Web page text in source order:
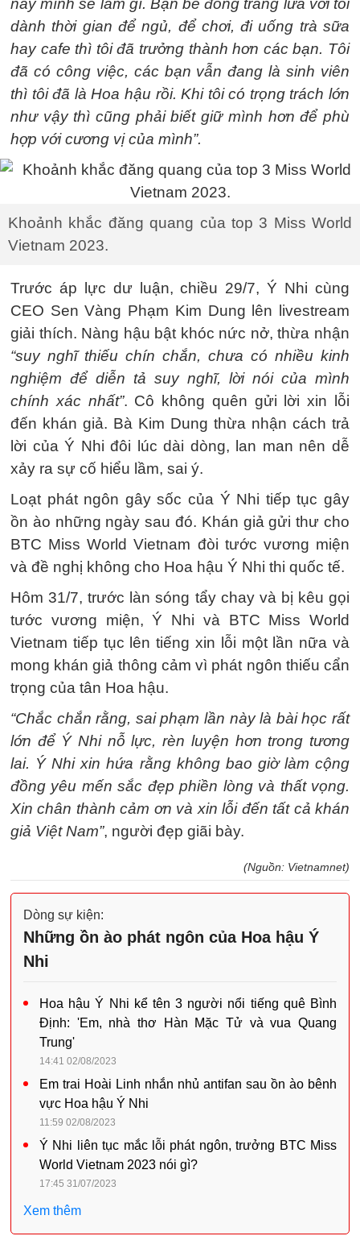
này mình sẽ làm gì. Bạn bè đồng trang lứa với tôi
dành thời gian để ngủ, để chơi, đi uống trà sữa
hay cafe thì tôi đã trưởng thành hơn các bạn. Tôi
đã có công việc, các bạn vẫn đang là sinh viên
thì tôi đã là Hoa hậu rồi. Khi tôi có trọng trách lớn
như vậy thì cũng phải biết giữ mình hơn để phù
hợp với cương vị của mình”.
Khoảnh khắc đăng quang của top 3 Miss World
Vietnam 2023.
Trước áp lực dư luận, chiều 29/7, Ý Nhi cùng
CEO Sen Vàng Phạm Kim Dung lên livestream
giải thích. Nàng hậu bật khóc nức nở, thừa nhận
“suy nghĩ thiếu chín chắn, chưa có nhiều kinh
nghiệm để diễn tả suy nghĩ, lời nói của mình
chính xác nhất”. Cô không quên gửi lời xin lỗi
đến khán giả. Bà Kim Dung thừa nhận cách trả
lời của Ý Nhi đôi lúc dài dòng, lan man nên dễ
xảy ra sự cố hiểu lầm, sai ý.
Loạt phát ngôn gây sốc của Ý Nhi tiếp tục gây
ồn ào những ngày sau đó. Khán giả gửi thư cho
BTC Miss World Vietnam đòi tước vương miện
và đề nghị không cho Hoa hậu Ý Nhi thi quốc tế.
Hôm 31/7, trước làn sóng tẩy chay và bị kêu gọi
tước vương miện, Ý Nhi và BTC Miss World
Vietnam tiếp tục lên tiếng xin lỗi một lần nữa và
mong khán giả thông cảm vì phát ngôn thiếu cẩn
trọng của tân Hoa hậu.
“Chắc chắn rằng, sai phạm lần này là bài học rất
lớn để Ý Nhi nỗ lực, rèn luyện hơn trong tương
lai. Ý Nhi xin hứa rằng không bao giờ làm cộng
đồng yêu mến sắc đẹp phiền lòng và thất vọng.
Xin chân thành cảm ơn và xin lỗi đến tất cả khán
giả Việt Nam”, người đẹp giãi bày.
(Nguồn: Vietnamnet)
Dòng sự kiện:
Những ồn ào phát ngôn của Hoa hậu Ý
Nhi
Hoa hậu Ý Nhi kể tên 3 người nổi tiếng quê Bình
Định: 'Em, nhà thơ Hàn Mặc Tử và vua Quang
Trung'
14:41 02/08/2023
Em trai Hoài Linh nhắn nhủ antifan sau ồn ào bênh
vực Hoa hậu Ý Nhi
11:59 02/08/2023
Ý Nhi liên tục mắc lỗi phát ngôn, trưởng BTC Miss
World Vietnam 2023 nói gì?
17:45 31/07/2023
Xem thêm